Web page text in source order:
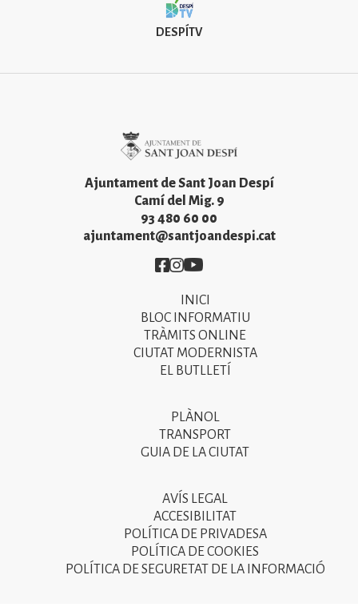
DESPÍTV
Ajuntament de Sant Joan Despí
Camí del Mig. 9
93 480 60 00
ajuntament@santjoandespi.cat
Imatge
Imatge
Imatge
INICI
BLOC INFORMATIU
TRÀMITS ONLINE
CIUTAT MODERNISTA
EL BUTLLETÍ
PLÀNOL
TRANSPORT
GUIA DE LA CIUTAT
AVÍS LEGAL
ACCESIBILITAT
POLÍTICA DE PRIVADESA
POLÍTICA DE COOKIES
POLÍTICA DE SEGURETAT DE LA INFORMACIÓ